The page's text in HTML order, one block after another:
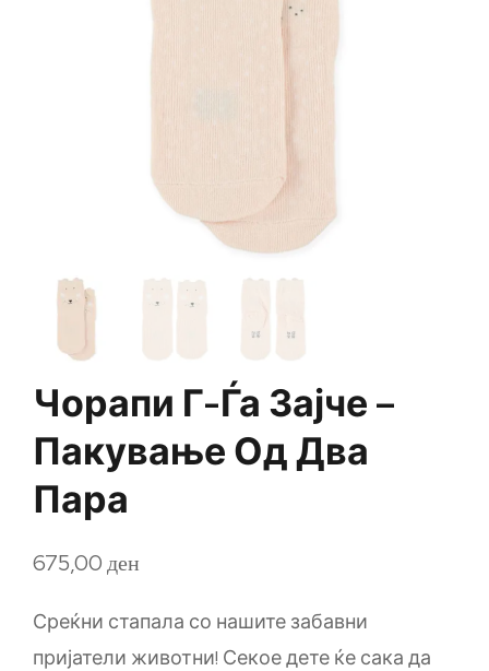
Чорапи Г-Ѓа Зајче –
Пакување Од Два
Пара
675,00ден
Среќни стапала со нашите забавни
пријатели животни! Секое дете ќе сака да